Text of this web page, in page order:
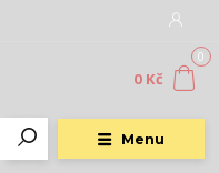
Menu
0
0 Kč